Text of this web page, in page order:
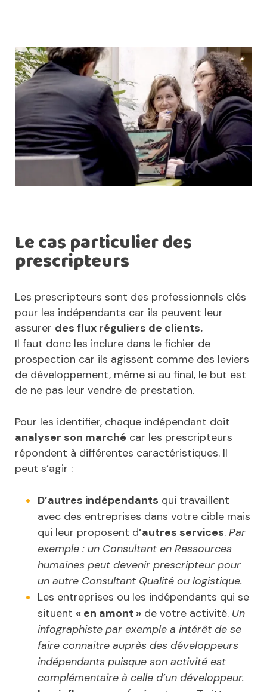
Le cas particulier des
prescripteurs
Les prescripteurs sont des professionnels clés
pour les indépendants car ils peuvent leur
assurer des flux réguliers de clients.
Il faut donc les inclure dans le fichier de
prospection car ils agissent comme des leviers
de développement, même si au final, le but est
de ne pas leur vendre de prestation.
Pour les identifier, chaque indépendant doit
analyser son marché car les prescripteurs
répondent à différentes caractéristiques. Il
peut s’agir :
D’autres indépendants qui travaillent
avec des entreprises dans votre cible mais
qui leur proposent d’autres services. Par
exemple : un Consultant en Ressources
humaines peut devenir prescripteur pour
un autre Consultant Qualité ou logistique.
Les entreprises ou les indépendants qui se
situent « en amont » de votre activité. Un
infographiste par exemple a intérêt de se
faire connaitre auprès des développeurs
indépendants puisque son activité est
complémentaire à celle d’un développeur.